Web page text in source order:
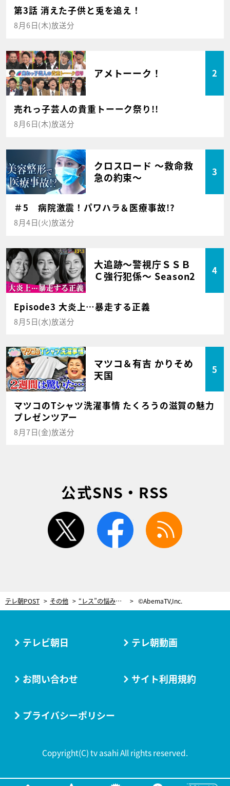
第3話 消えた子供と兎を追え！
8月6日(木)放送分
アメトーーク！ 2
売れっ子芸人の貴重トーーク祭り!!
8月6日(木)放送分
クロスロード ～救命救
急の約束～
3
＃5 病院激震！パワハラ＆医療事故!?
8月4日(火)放送分
大追跡～警視庁ＳＳＢ
Ｃ強行犯係～ Season2
4
Episode3 大炎上…暴走する正義
8月5日(水)放送分
マツコ＆有吉 かりそめ
天国
5
マツコのTシャツ洗濯事情 たくろうの滋賀の魅力
プレゼンツアー
8月7日(金)放送分
公式SNS・RSS
twitter facebook
テレ朝POST その他 “レス”の悩みを抱えるカップル、彼氏からの衝撃告白にスタジオ絶句…「気持ち悪さを感じてしまう」 ©AbemaTV,Inc.
テレビ朝日 テレ朝動画
お問い合わせ サイト利用規約
プライバシーポリシー
Copyright(C) tv asahi All rights reserved.